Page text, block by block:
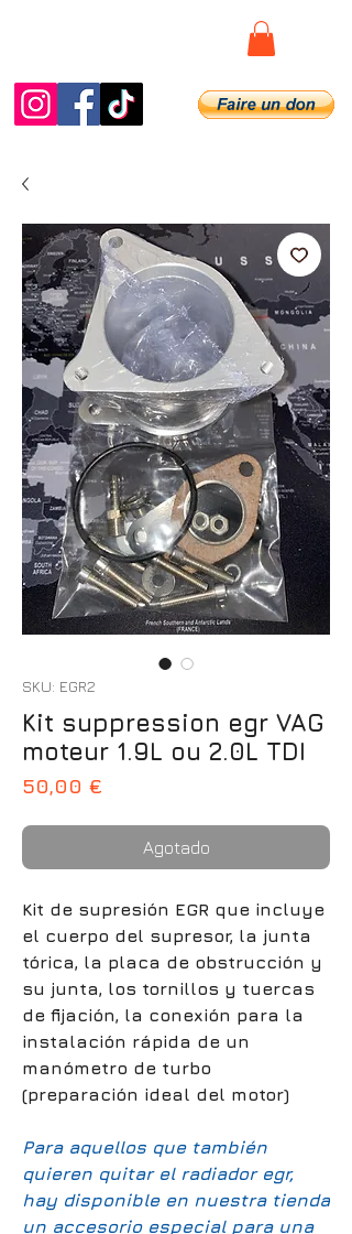
SKU: EGR2
Kit suppression egr VAG
moteur 1.9L ou 2.0L TDI
50,00 €
Agotado
Kit de supresión EGR que incluye
el cuerpo del supresor, la junta
tórica, la placa de obstrucción y
su junta, los tornillos y tuercas
de fijación, la conexión para la
instalación rápida de un
manómetro de turbo
(preparación ideal del motor)
Para aquellos que también
quieren quitar el radiador egr,
hay disponible en nuestra tienda
un accesorio especial para una